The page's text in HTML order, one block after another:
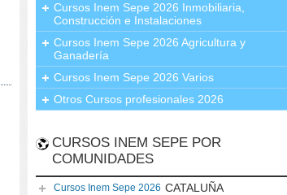
Cursos Inem Sepe 2026 Inmobiliaria,
Construcción e Instalaciones
Cursos Inem Sepe 2026 Agricultura y
Ganadería
Cursos Inem Sepe 2026 Varios
Otros Cursos profesionales 2026
CURSOS INEM SEPE POR
COMUNIDADES
Cursos Inem Sepe 2026 CATALUÑA